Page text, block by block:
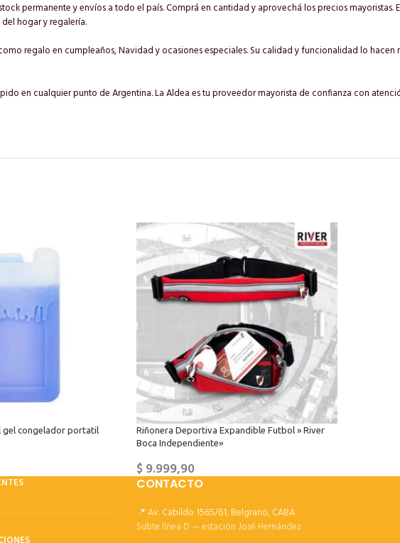
permanente y envíos a todo el país. Comprá en cantidad y aprovechá los precios
hogar y regalería.
regalo en cumpleaños, Navidad y ocasiones especiales. Su calidad y funcionalidad lo hacen
en cualquier punto de Argentina. La Aldea es tu proveedor mayorista de confianza con
gel congelador portatil
Riñonera Deportiva Expandible Futbol » River
Boca Independiente»
$9.999,90
CONTACTO
📍 Av. Cabildo 1565/61, Belgrano, CABA
Subte línea D — estación José Hernández